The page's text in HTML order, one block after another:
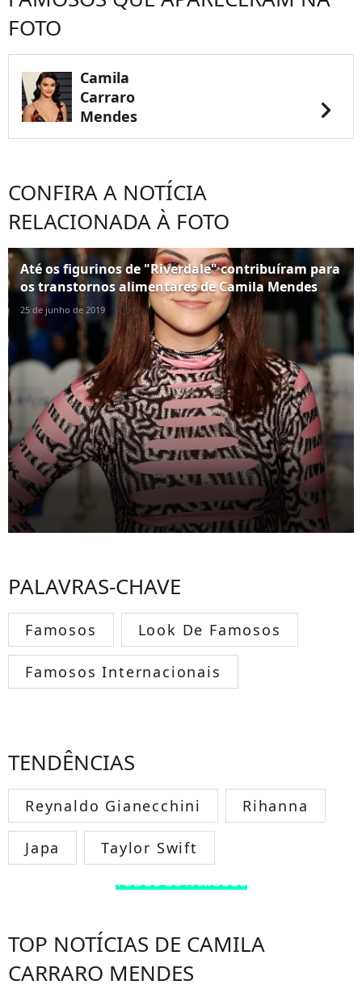
FOTO
Camila
Carraro
Mendes
chevron_right
CONFIRA A NOTÍCIA
RELACIONADA À FOTO
Até os figurinos de "Riverdale" contribuíram para
os transtornos alimentares de Camila Mendes
25 de junho de 2019
PALAVRAS-CHAVE
Famosos Look De Famosos
Famosos Internacionais
TENDÊNCIAS
Reynaldo Gianecchini Rihanna
Japa Taylor Swift
TODOS OS FAMOSOS
TOP NOTÍCIAS DE CAMILA
CARRARO MENDES